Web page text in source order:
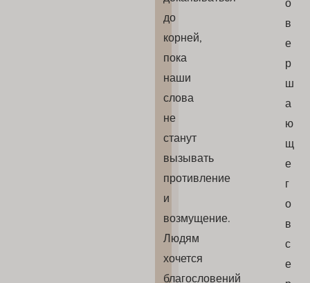
до
корней,
пока
наши
слова
не
станут
вызывать
противление
и
возмущение.
Людям
хочется
благословений
в
е
р
ш
а
ю
щ
е
г
о
в
с
е